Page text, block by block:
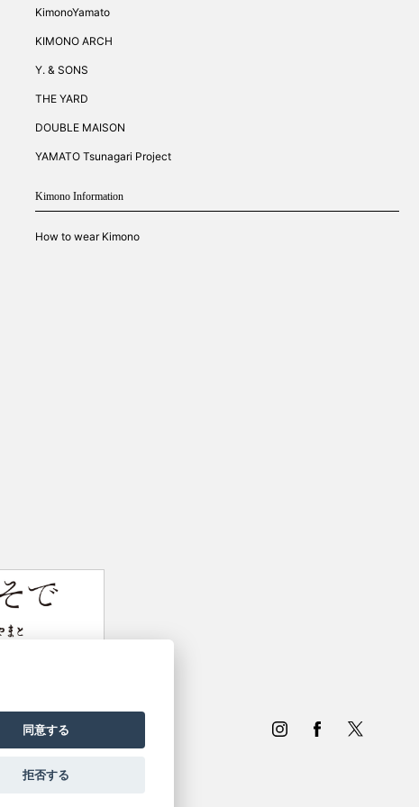
KimonoYamato
KIMONO ARCH
Y. & SONS
THE YARD
DOUBLE MAISON
YAMATO Tsunagari Project
Kimono Information
How to wear Kimono
同意する
拒否する